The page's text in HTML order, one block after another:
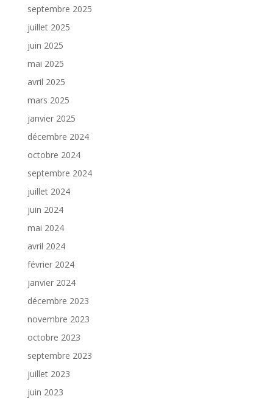
septembre 2025
juillet 2025
juin 2025
mai 2025
avril 2025
mars 2025
janvier 2025
décembre 2024
octobre 2024
septembre 2024
juillet 2024
juin 2024
mai 2024
avril 2024
février 2024
janvier 2024
décembre 2023
novembre 2023
octobre 2023
septembre 2023
juillet 2023
juin 2023